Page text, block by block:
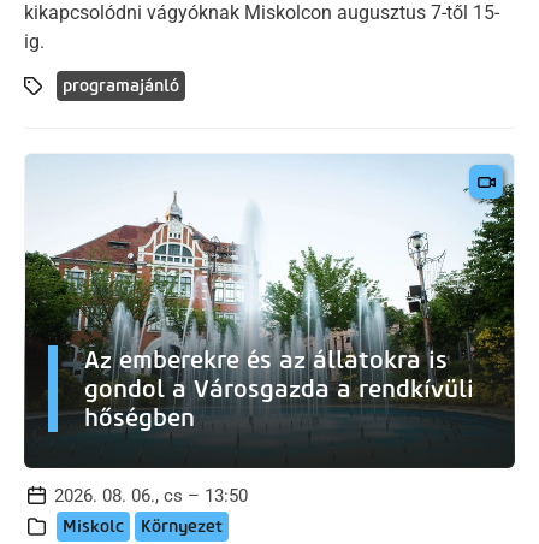
kikapcsolódni vágyóknak Miskolcon augusztus 7-től 15-
ig.
programajánló
Az emberekre és az állatokra is
gondol a Városgazda a rendkívüli
hőségben
2026. 08. 06., cs – 13:50
Miskolc Környezet